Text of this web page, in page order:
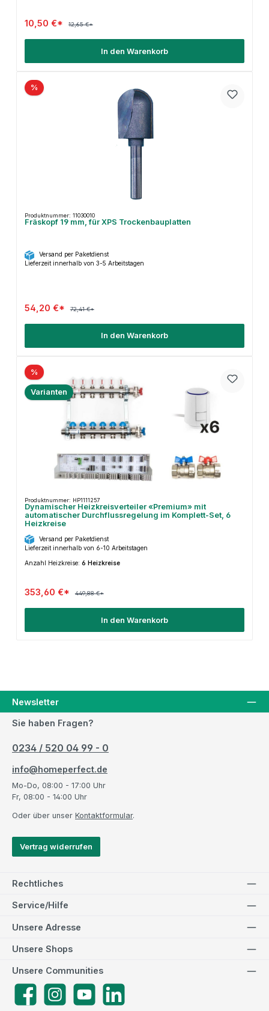
10,50 €* 12,65 €*
In den Warenkorb
%
Produktnummer: 11030010
Fräskopf 19 mm, für XPS Trockenbauplatten
Versand per Paketdienst
Lieferzeit innerhalb von 3-5 Arbeitstagen
54,20 €* 72,41 €*
In den Warenkorb
%
Varianten
Produktnummer: HP1111257
Dynamischer Heizkreisverteiler «Premium» mit
automatischer Durchflussregelung im Komplett-Set, 6
Heizkreise
Versand per Paketdienst
Lieferzeit innerhalb von 6-10 Arbeitstagen
Anzahl Heizkreise: 6 Heizkreise
353,60 €* 449,88 €*
In den Warenkorb
Newsletter
Sie haben Fragen?
0234 / 520 04 99 - 0
info@homeperfect.de
Mo-Do, 08:00 - 17:00 Uhr
Fr, 08:00 - 14:00 Uhr
Oder über unser Kontaktformular.
Vertrag widerrufen
Rechtliches
Service/Hilfe
Unsere Adresse
Unsere Communities
FacebookInstagramYouTube
Unsere Shops